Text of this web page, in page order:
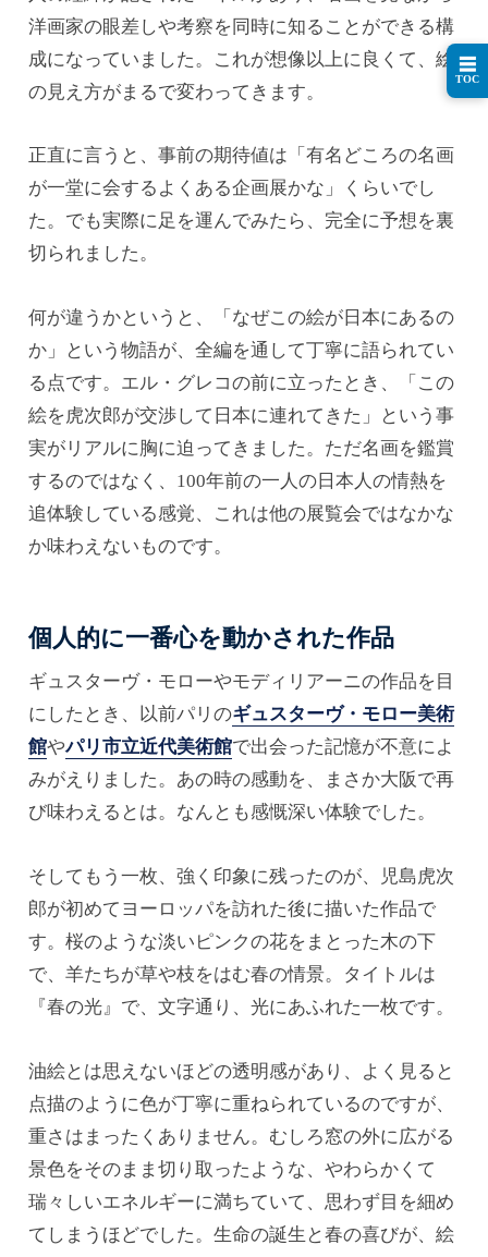
洋画家の眼差しや考察を同時に知ることができる構
成になっていました。これが想像以上に良くて、絵
の見え方がまるで変わってきます。
正直に言うと、事前の期待値は「有名どころの名画
が一堂に会するよくある企画展かな」くらいでし
た。でも実際に足を運んでみたら、完全に予想を裏
切られました。
何が違うかというと、「なぜこの絵が日本にあるの
か」という物語が、全編を通して丁寧に語られてい
る点です。エル・グレコの前に立ったとき、「この
絵を虎次郎が交渉して日本に連れてきた」という事
実がリアルに胸に迫ってきました。ただ名画を鑑賞
するのではなく、100年前の一人の日本人の情熱を
追体験している感覚、これは他の展覧会ではなかな
か味わえないものです。
個人的に一番心を動かされた作品
ギュスターヴ・モローやモディリアーニの作品を目
にしたとき、以前パリのギュスターヴ・モロー美術
館やパリ市立近代美術館で出会った記憶が不意によ
みがえりました。あの時の感動を、まさか大阪で再
び味わえるとは。なんとも感慨深い体験でした。
そしてもう一枚、強く印象に残ったのが、児島虎次
郎が初めてヨーロッパを訪れた後に描いた作品で
す。桜のような淡いピンクの花をまとった木の下
で、羊たちが草や枝をはむ春の情景。タイトルは
『春の光』で、文字通り、光にあふれた一枚です。
油絵とは思えないほどの透明感があり、よく見ると
点描のように色が丁寧に重ねられているのですが、
重さはまったくありません。むしろ窓の外に広がる
景色をそのまま切り取ったような、やわらかくて
瑞々しいエネルギーに満ちていて、思わず目を細め
てしまうほどでした。生命の誕生と春の喜びが、絵
☰
TOC